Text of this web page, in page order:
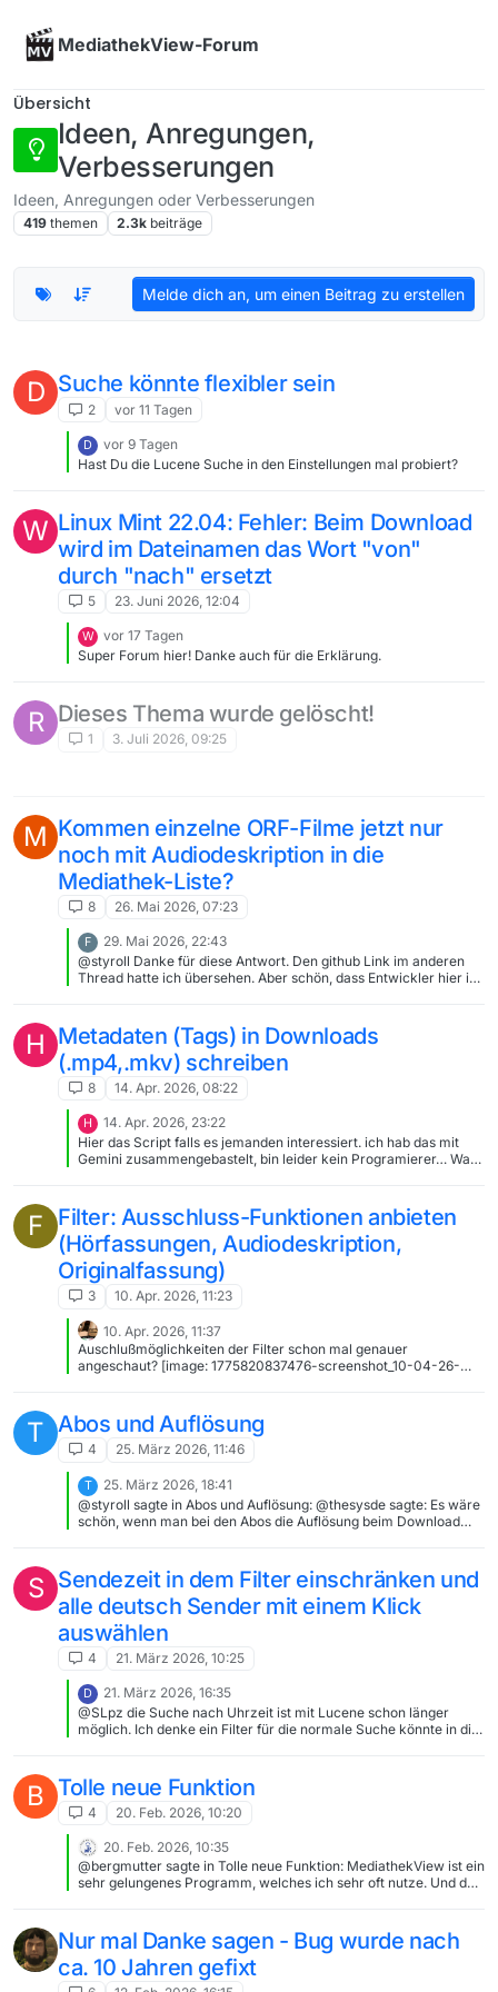
MediathekView-Forum
Übersicht
Ideen, Anregungen,
Verbesserungen
Ideen, Anregungen oder Verbesserungen
419 themen 2.3k beiträge
Melde dich an, um einen Beitrag zu erstellen
D Suche könnte flexibler sein
2 vor 11 Tagen
D
vor 9 Tagen
Hast Du die Lucene Suche in den Einstellungen mal probiert?
W Linux Mint 22.04: Fehler: Beim Download
wird im Dateinamen das Wort "von"
durch "nach" ersetzt
5 23. Juni 2026, 12:04
W
vor 17 Tagen
Super Forum hier! Danke auch für die Erklärung.
R Dieses Thema wurde gelöscht!
1 3. Juli 2026, 09:25
M Kommen einzelne ORF-Filme jetzt nur
noch mit Audiodeskription in die
Mediathek-Liste?
8 26. Mai 2026, 07:23
F
29. Mai 2026, 22:43
@styroll Danke für diese Antwort. Den github Link im anderen
Thread hatte ich übersehen. Aber schön, dass Entwickler hier im
nur lag das mMn hier ja nicht vor und war auch nicht
beabsichtigt.
H Metadaten (Tags) in Downloads
(.mp4,.mkv) schreiben
8 14. Apr. 2026, 08:22
H
14. Apr. 2026, 23:22
Hier das Script falls es jemanden interessiert. ich hab das mit
Gemini zusammengebastelt, bin leider kein Programierer… Was
Metadaten extrahieren: Es zerlegt den Dateinamen (Format:
Sendung - Datum - Titel) in Einzelteile. Smart Tagging: Das
Skript prüft via ExifTool, ob die Metadaten bereits korrekt sind.
Nur wenn die Tags fehlen oder abweichen, werden Titel, Album,
Jahr und Erstellungsdatum direkt in die Videodatei geschrieben.
Bereits getaggte Dateien werden übersprungen (Performance!).
📋 Voraussetzungen: Installiertes ExifTool (muss im System-
PATH liegen). Dateien sollten dem Schema folgen: Sendung -
DD.MM.YYYY - Folgentitel.mp4 Das Powershell Script:
mediathekview_tagger.txt
F
Filter: Ausschluss-Funktionen anbieten
(Hörfassungen, Audiodeskription,
Originalfassung)
3 10. Apr. 2026, 11:23
10. Apr. 2026, 11:37
Auschlußmöglichkeiten der Filter schon mal genauer
angeschaut? [image: 1775820837476-screenshot_10-04-26-
.*|.*(mit |\[|\(|- )(AD|Audiodes(k|c)ription|Hörfassung)(\)|\]|\, .*\)
#:.*(Originalversion|Originalfassung).* etc. pp.
T Abos und Auflösung
4 25. März 2026, 11:46
T
25. März 2026, 18:41
@styroll sagte in Abos und Auflösung: @thesysde sagte: Es wäre
schön, wenn man bei den Abos die Auflösung beim Download
S Sendezeit in dem Filter einschränken und
alle deutsch Sender mit einem Klick
auswählen
4 21. März 2026, 10:25
D
21. März 2026, 16:35
@SLpz die Suche nach Uhrzeit ist mit Lucene schon länger
möglich. Ich denke ein Filter für die normale Suche könnte in die
B Tolle neue Funktion
4 20. Feb. 2026, 10:20
20. Feb. 2026, 10:35
@bergmutter sagte in Tolle neue Funktion: MediathekView ist ein
sehr gelungenes Programm, welches ich sehr oft nutze. Und du
Nur mal Danke sagen - Bug wurde nach
ca. 10 Jahren gefixt